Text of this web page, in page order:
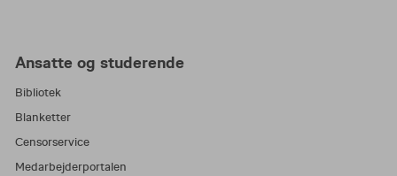
Ansatte og studerende
Bibliotek
Blanketter
Censorservice
Medarbejderportalen